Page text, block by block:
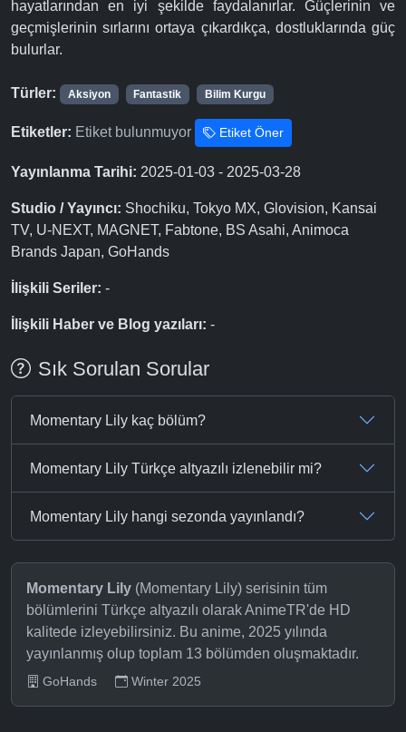
hayatlarından en iyi şekilde faydalanırlar. Güçlerinin ve
geçmişlerinin sırlarını ortaya çıkardıkça, dostluklarında güç
bulurlar.
Türler: Aksiyon Fantastik Bilim Kurgu
Etiketler: Etiket bulunmuyor Etiket Öner
Yayınlanma Tarihi: 2025-01-03 - 2025-03-28
Studio / Yayıncı: Shochiku, Tokyo MX, Glovision, Kansai
TV, U-NEXT, MAGNET, Fabtone, BS Asahi, Animoca
Brands Japan, GoHands
İlişkili Seriler: -
İlişkili Haber ve Blog yazıları: -
Sık Sorulan Sorular
Momentary Lily kaç bölüm?
Momentary Lily Türkçe altyazılı izlenebilir mi?
Momentary Lily hangi sezonda yayınlandı?
Momentary Lily (Momentary Lily) serisinin tüm
bölümlerini Türkçe altyazılı olarak AnimeTR'de HD
kalitede izleyebilirsiniz. Bu anime, 2025 yılında
yayınlanmış olup toplam 13 bölümden oluşmaktadır.
GoHands Winter 2025